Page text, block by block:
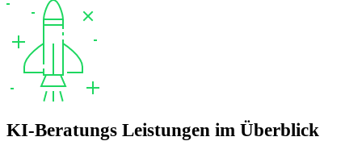
KI-Beratungs Leistungen im Überblick